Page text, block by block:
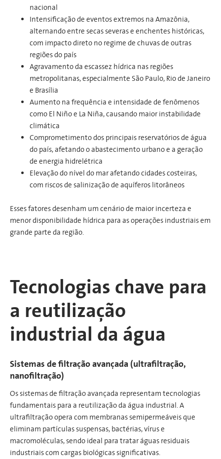
nacional
Intensificação de eventos extremos na Amazônia,
alternando entre secas severas e enchentes históricas,
com impacto direto no regime de chuvas de outras
regiões do país
Agravamento da escassez hídrica nas regiões
metropolitanas, especialmente São Paulo, Rio de Janeiro
e Brasília
Aumento na frequência e intensidade de fenômenos
como El Niño e La Niña, causando maior instabilidade
climática
Comprometimento dos principais reservatórios de água
do país, afetando o abastecimento urbano e a geração
de energia hidrelétrica
Elevação do nível do mar afetando cidades costeiras,
com riscos de salinização de aquíferos litorâneos
Esses fatores desenham um cenário de maior incerteza e
menor disponibilidade hídrica para as operações industriais em
grande parte da região.
Tecnologias chave para
a reutilização
industrial da água
Sistemas de filtração avançada (ultrafiltração,
nanofiltração)
Os sistemas de filtração avançada representam tecnologias
fundamentais para a reutilização da água industrial. A
ultrafiltração opera com membranas semipermeáveis que
eliminam partículas suspensas, bactérias, vírus e
macromoléculas, sendo ideal para tratar águas residuais
industriais com cargas biológicas significativas.